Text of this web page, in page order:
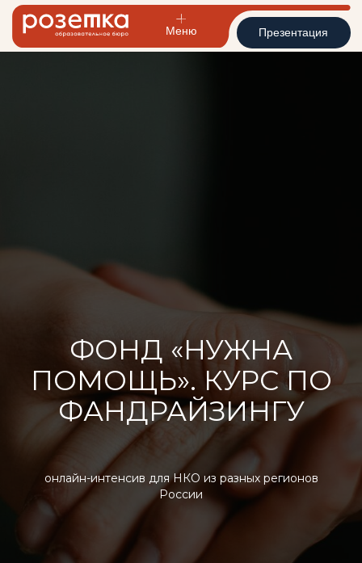
Презентация
Меню
ФОНД «НУЖНА
ПОМОЩЬ». КУРС ПО
ФАНДРАЙЗИНГУ
онлайн-интенсив для НКО из разных регионов
России